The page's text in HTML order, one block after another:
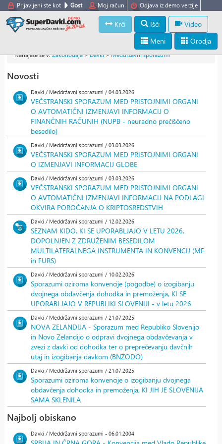
Prijavljeni ste kot Gost Moj račun Odjava iz demo verzije
Krči Išči
Video
Orodja
Meni
Nahajate se v:Zakonodaja>Davki>Meddržavni sporazumi
Novosti
Davki / Meddržavni sporazumi / 04.03.2026
VEČSTRANSKI SPORAZUM MED PRISTOJNIMI ORGANI
O AVTOMATIČNI IZMENJAVI INFORMACIJ O
FINANČNIH RAČUNIH (NUPB - neuradno prečiščeno
besedilo)
Davki / Meddržavni sporazumi / 03.03.2026
VEČSTRANSKI SPORAZUM MED PRISTOJNIMI ORGANI
O IZMENJAVI INFORMACIJ GLOBE
Davki / Meddržavni sporazumi / 03.03.2026
VEČSTRANSKI SPORAZUM MED PRISTOJNIMI ORGANI
O AVTOMATIČNI IZMENJAVI INFORMACIJ NA PODLAGI
OKVIRA POROČANJA O KRIPTOSREDSTVIH
Davki / Meddržavni sporazumi / 12.02.2026
SEZNAM KIDO, KI SE UPORABLJAJO V LETU 2026,
DOPOLNJEN Z ZDRUŽENIM BESEDILOM
MULTILATERALNEGA INSTRUMENTA IN KONVENCIJ (MF
in FURS)
Davki / Meddržavni sporazumi / 10.02.2026
Sporazumi oziroma konvencije (pogodbe) o izogibanju
dvojnega obdavčenja dohodka in premoženja, KI SE
UPORABLJAJO V REPUBLIKI SLOVENIJI - v letu 2026
Davki / Meddržavni sporazumi / 21.07.2025
NOVA ZELANDIJA - Sporazum med Republiko Slovenijo
in Novo Zelandijo o odpravi dvojnega obdavčevanja v
zvezi z davki od dohodka ter o preprečevanju davčnih
utaj in izogibanja davkom (BNZODO)
Davki / Meddržavni sporazumi / 21.07.2025
Sporazumi oziroma konvencije o izogibanju dvojnega
obdavčenja dohodka in premoženja, KI JIH JE SLOVENIJA
SAMA SKLENILA
Najbolj obiskano
Davki / Meddržavni sporazumi - 06.01.2004